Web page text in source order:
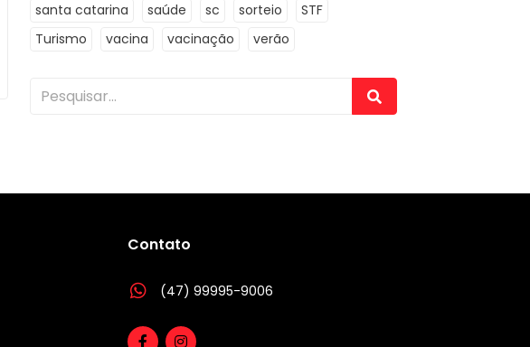
santa catarina
saúde sc sorteio
STF
Turismo
vacina vacinação verão
Contato
(47) 99995-9006